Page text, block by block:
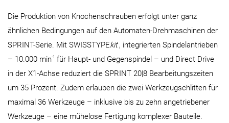
Die Produktion von Knochenschrauben erfolgt unter ganz
ähnlichen Bedingungen auf den Automaten-Drehmaschinen der
SPRINT-Serie. Mit SWISSTYPEkit , integrierten Spindelantrieben
– 10.000 min-1
für Haupt- und Gegenspindel – und Direct Drive
in der X1-Achse reduziert die SPRINT 20|8 Bearbeitungszeiten
um 35 Prozent. Zudem erlauben die zwei Werkzeugschlitten für
maximal 36 Werkzeuge – inklusive bis zu zehn angetriebener
Werkzeuge – eine mühelose Fertigung komplexer Bauteile.